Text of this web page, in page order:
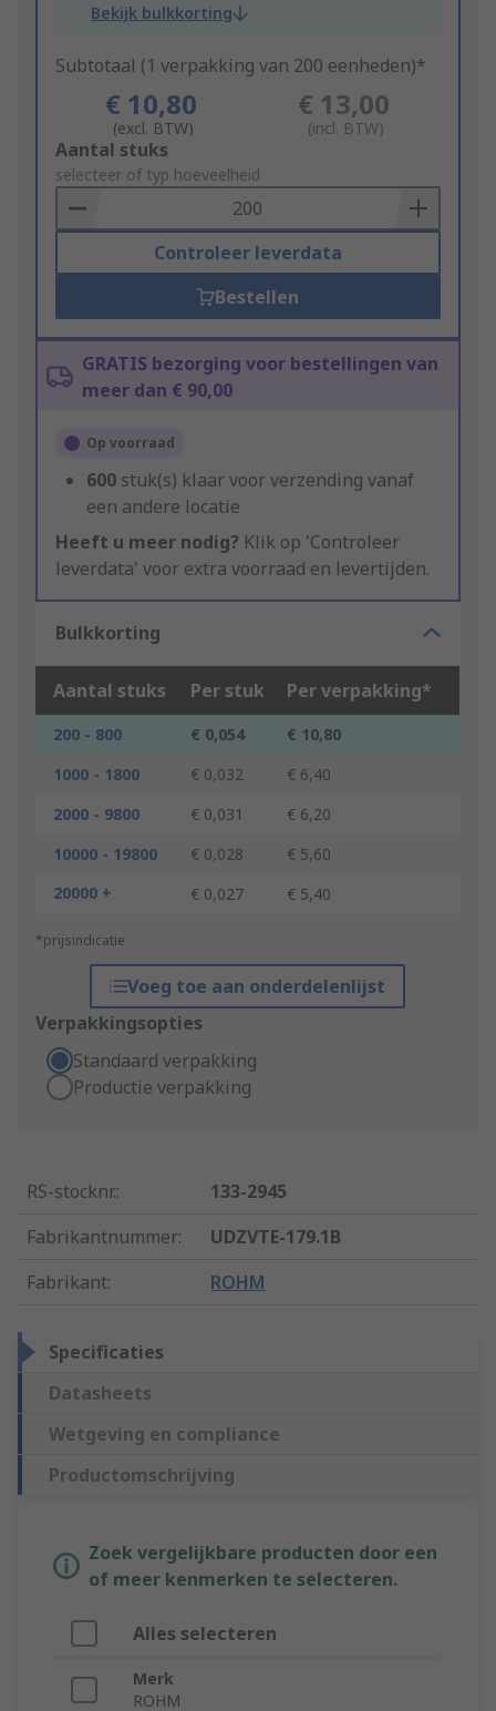
Bekijk bulkkorting
Subtotaal (1 verpakking van 200 eenheden)*
€ 10,80
(excl. BTW)
€ 13,00
(incl. BTW)
Add
to
Basket
Aantal stuks
selecteer of typ hoeveelheid
Controleer leverdata
Bestellen
GRATIS bezorging voor bestellingen van
meer dan € 90,00
Op voorraad
600 stuk(s) klaar voor verzending vanaf
een andere locatie
Heeft u meer nodig? Klik op 'Controleer
leverdata' voor extra voorraad en levertijden.
Bulkkorting
Aantal stuks Per stuk Per verpakking*
200 - 800 € 0,054
€ 10,80
1000 - 1800
€ 0,032
€ 6,40
2000 - 9800
€ 0,031
€ 6,20
10000 - 19800
€ 0,028
€ 5,60
20000 +
€ 0,027 € 5,40
*prijsindicatie
Voeg toe aan onderdelenlijst
Verpakkingsopties
Standaard verpakking
Productie verpakking
RS-stocknr.:
133-2945
Fabrikantnummer:
UDZVTE-179.1B
Fabrikant: ROHM
Specificaties
Datasheets
Wetgeving en compliance
Productomschrijving
Zoek vergelijkbare producten door een
of meer kenmerken te selecteren.
Alles selecteren
Merk
ROHM